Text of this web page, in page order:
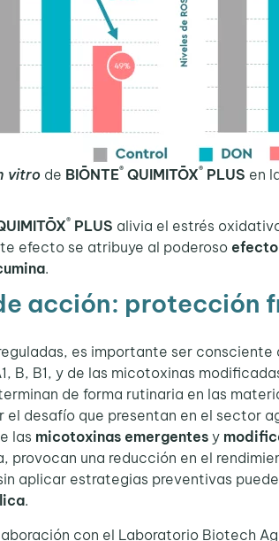
vitro de BIŌNTE® QUIMITŌX® PLUS en
® PLUS alivia el estrés
efecto se atribuye al poderoso
.
acción: protección
es importante ser consciente
B, B1, y de las micotoxinas
de forma rutinaria en las
el desafío que presentan en el sector
las micotoxinas emergentes y
provocan una reducción en el
aplicar estrategias preventivas
.
con el Laboratorio Biotech